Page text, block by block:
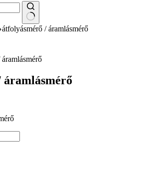
átfolyásmérő / áramlásmérő
áramlásmérő